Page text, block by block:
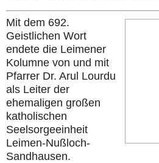
Mit dem 692.
Geistlichen Wort
endete die Leimener
Kolumne von und mit
Pfarrer Dr. Arul Lourdu
als Leiter der
ehemaligen großen
katholischen
Seelsorgeeinheit
Leimen-Nußloch-
Sandhausen.